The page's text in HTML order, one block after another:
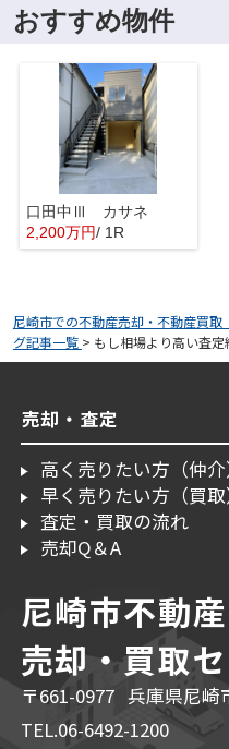
おすすめ物件
口田中Ⅲ カサネ
2,200万円/ 1R
尼崎市での不動産売却・不動産買
グ記事一覧 > もし相場より高い査
売却・査定
高く売りたい方（仲介
早く売りたい方（買取
査定・買取の流れ
売却Q＆A
尼崎市不動産
売却・買取
〒661-0977 兵庫県尼崎
TEL.06-6492-1200